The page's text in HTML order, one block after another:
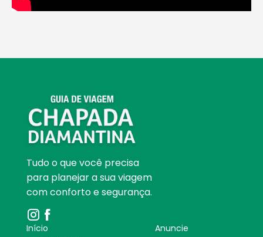
Tudo o que você precisa
para planejar a sua viagem
com conforto e segurança.
Início
Anuncie